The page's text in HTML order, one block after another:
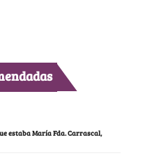
estaba María Fda. Carrascal,